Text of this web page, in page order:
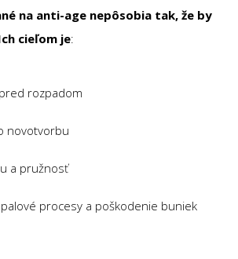
na anti-age nepôsobia tak, že by
cieľom je:
rozpadom
novotvorbu
a pružnosť
procesy a poškodenie buniek